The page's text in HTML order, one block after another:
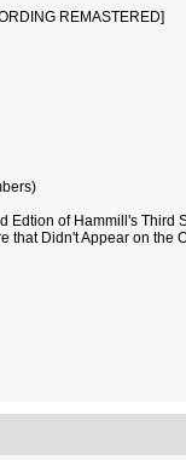
REMASTERED]
Edtion of Hammill's Third
that Didn't Appear on